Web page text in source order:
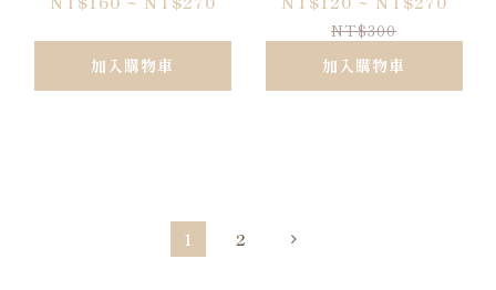
加入購物車
NT$300
加入購物車
1 2